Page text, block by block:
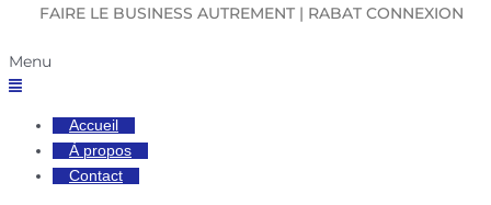
FAIRE LE BUSINESS AUTREMENT | RABAT CONNEXION
Menu
Accueil
À propos
Contact